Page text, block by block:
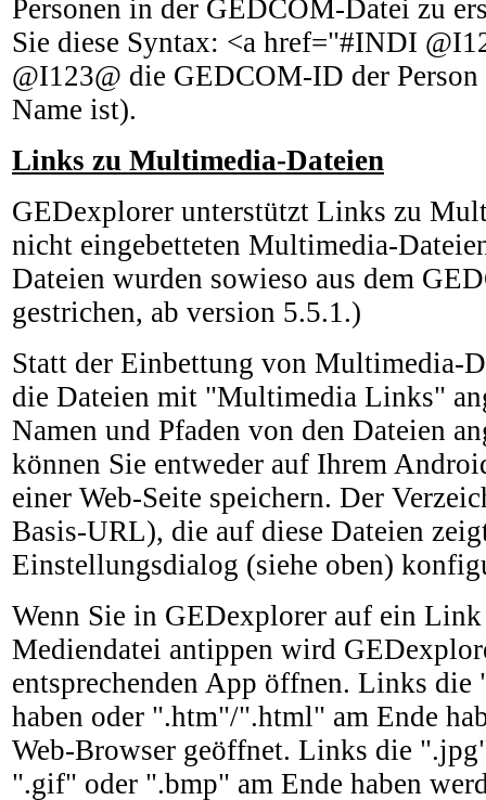
Personen in der GEDCOM-Datei zu
Sie diese Syntax: <a href="#INDI
@I123@ die GEDCOM-ID der
Name ist).
Links zu Multimedia-Dateien
GEDexplorer unterstützt Links zu
nicht eingebetteten Multimedia-
Dateien wurden sowieso aus dem
gestrichen, ab version 5.5.1.)
Statt der Einbettung von Multimedia-
die Dateien mit "Multimedia Links"
Namen und Pfaden von den Dateien
können Sie entweder auf Ihrem
einer Web-Seite speichern. Der
Basis-URL), die auf diese Dateien
Einstellungsdialog (siehe oben)
Wenn Sie in GEDexplorer auf ein
Mediendatei antippen wird
entsprechenden App öffnen. Links
haben oder ".htm"/".html" am Ende
Web-Browser geöffnet. Links die
".gif" oder ".bmp" am Ende haben